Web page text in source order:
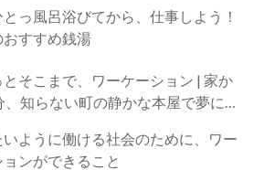
っ風呂浴びてから、仕事しよう！
おすすめ銭湯
とそこまで、ワーケーション | 家か
、知らない町の静かな本屋で夢に近
ように働ける社会のために、ワー
ンができること